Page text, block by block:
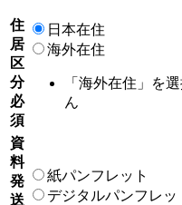
住
居
区
分
必
須
日本在住
海外在住
「海外在住」を
ん
資
料
発
送
紙パンフレット
デジタルパンフレッ